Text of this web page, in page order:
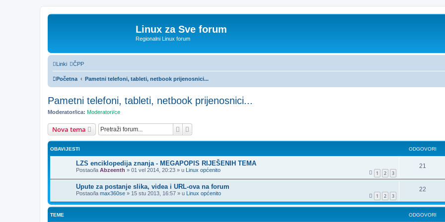
Linux za Sve forum
Regionalni Linux forum
Linki ČPP
Početna Pametni telefoni, tableti, netbook prijenosnici...
Pametni telefoni, tableti, netbook prijenosnici...
Moderator/ica: Moderatori/ce
Nova tema Pretražnik
OBAVIJESTI ODGOVORI
LZS enciklopedija znanja - MEGAPOPIS RIJEŠENIH TEMA
Postao/la Abzeenth » 01 vel 2014, 20:23 » u Linux općenito 1 2 3
21
Upute za postanje slika, videa i URL-ova na forum
Postao/la max360se » 15 stu 2013, 16:57 » u Linux općenito 1 2 3
22
TEME ODGOVORI